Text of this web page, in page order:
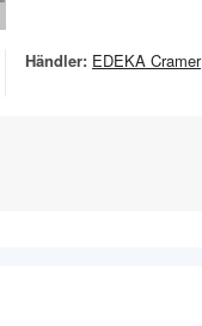
Händler: EDEKA Cramer